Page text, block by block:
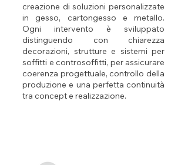
creazione di soluzioni personalizzate
in gesso, cartongesso e metallo.
Ogni intervento è sviluppato
distinguendo con chiarezza
decorazioni, strutture e sistemi per
soffitti e controsoffitti, per assicurare
coerenza progettuale, controllo della
produzione e una perfetta continuità
tra concept e realizzazione.